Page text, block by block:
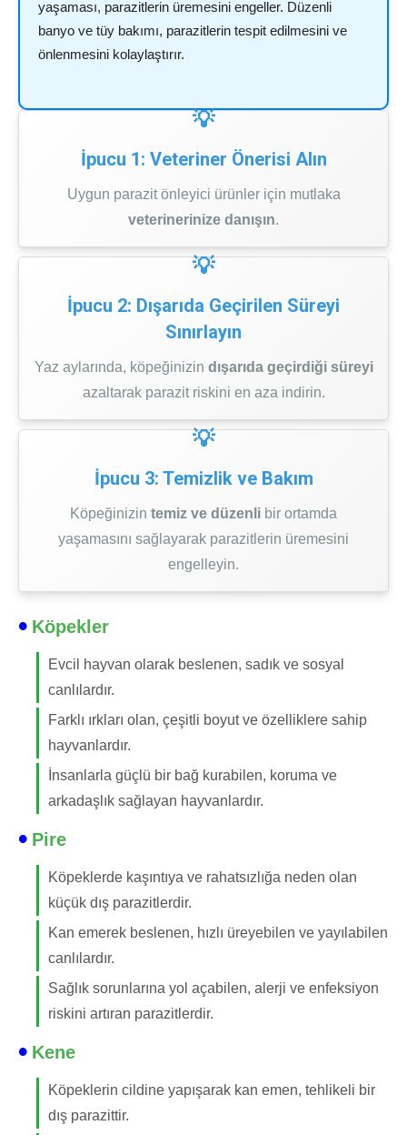
yaşaması, parazitlerin üremesini engeller. Düzenli
banyo ve tüy bakımı, parazitlerin tespit edilmesini ve
önlenmesini kolaylaştırır.
İpucu 1: Veteriner Önerisi Alın
Uygun parazit önleyici ürünler için mutlaka
veterinerinize danışın.
İpucu 2: Dışarıda Geçirilen Süreyi
Sınırlayın
Yaz aylarında, köpeğinizin dışarıda geçirdiği süreyi
azaltarak parazit riskini en aza indirin.
İpucu 3: Temizlik ve Bakım
Köpeğinizin temiz ve düzenli bir ortamda
yaşamasını sağlayarak parazitlerin üremesini
engelleyin.
Köpekler
Evcil hayvan olarak beslenen, sadık ve sosyal
canlılardır.
Farklı ırkları olan, çeşitli boyut ve özelliklere sahip
hayvanlardır.
İnsanlarla güçlü bir bağ kurabilen, koruma ve
arkadaşlık sağlayan hayvanlardır.
Pire
Köpeklerde kaşıntıya ve rahatsızlığa neden olan
küçük dış parazitlerdir.
Kan emerek beslenen, hızlı üreyebilen ve yayılabilen
canlılardır.
Sağlık sorunlarına yol açabilen, alerji ve enfeksiyon
riskini artıran parazitlerdir.
Kene
Köpeklerin cildine yapışarak kan emen, tehlikeli bir
dış parazittir.